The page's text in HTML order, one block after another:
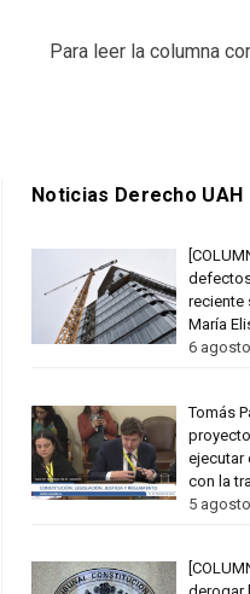
Para leer la columna
Noticias Derecho UAH
reciente
María
6
Tomás
ejecutar
con la
5